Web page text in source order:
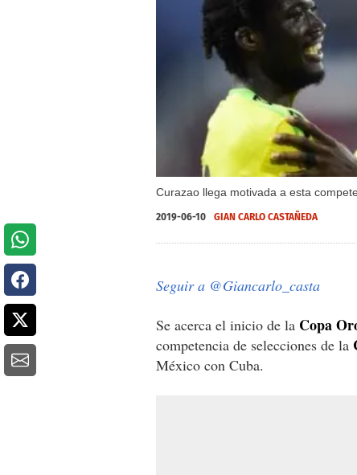
Curazao llega motivada a esta
2019-06-10 GIAN CARLO CASTAÑEDA
Seguir a @Giancarlo_casta
Se acerca el inicio de la Copa
competencia de selecciones de la
México con Cuba.